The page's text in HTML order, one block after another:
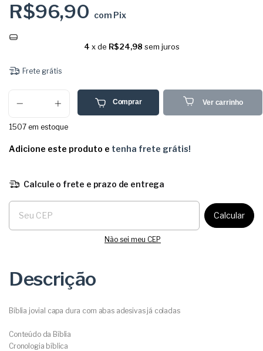
R$96,90 com Pix
4 x de R$24,98 sem juros
Frete grátis
1507 em estoque
Comprar Ver carrinho
Adicione este produto e tenha frete grátis!
Calcule o frete e prazo de entrega
Entregas para o CEP:
Calcular
Não sei meu CEP
Descrição
Bíblia jovial capa dura com abas adesivas já coladas
Conteúdo da Bíblia
Cronologia bíblica